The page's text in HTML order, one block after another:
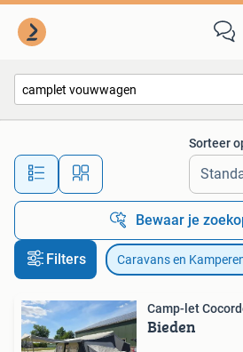
Alle afstanden…
Sorteer
Bewaar je
Filters Caravans en
Camp-let
Bieden